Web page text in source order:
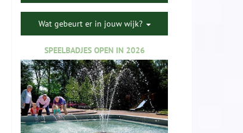
Wat gebeurt er in jouw wijk?
SPEELBADJES OPEN IN 2026